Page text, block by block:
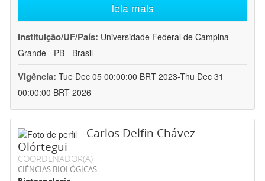
leia mais
Instituição/UF/País: Universidade Federal de Campina
Grande - PB - Brasil
Vigência: Tue Dec 05 00:00:00 BRT 2023-Thu Dec 31
00:00:00 BRT 2026
Carlos Delfin Chávez
Olórtegui
COORDENADOR(A)
CIÊNCIAS BIOLÓGICAS